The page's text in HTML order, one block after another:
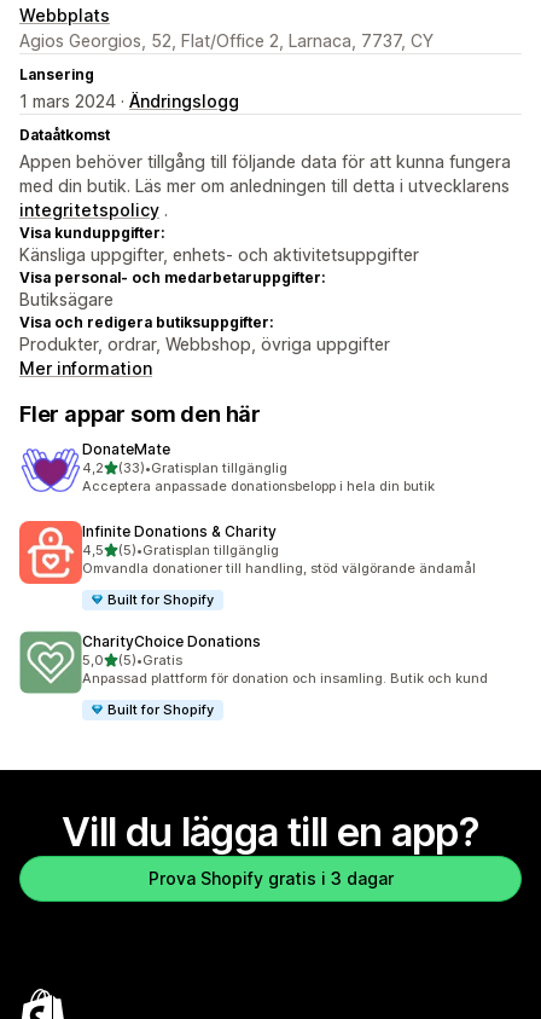
Webbplats
Agios Georgios, 52, Flat/Office 2, Larnaca, 7737, CY
Lansering
1 mars 2024 · Ändringslogg
Dataåtkomst
Appen behöver tillgång till följande data för att kunna fungera
med din butik. Läs mer om anledningen till detta i utvecklarens
integritetspolicy .
Visa kunduppgifter:
Känsliga uppgifter, enhets- och aktivitetsuppgifter
Visa personal- och medarbetaruppgifter:
Butiksägare
Visa och redigera butiksuppgifter:
Produkter, ordrar, Webbshop, övriga uppgifter
Mer information
Fler appar som den här
DonateMate
4,2av 5 stjärnor
(33)
33 recensioner totalt
•Gratisplan tillgänglig
Acceptera anpassade donationsbelopp i hela din butik
Infinite Donations & Charity
4,5av 5 stjärnor
(5)
5 recensioner totalt
•Gratisplan tillgänglig
Omvandla donationer till handling, stöd välgörande ändamål
Built for Shopify
CharityChoice Donations
5,0av 5 stjärnor
(5)
5 recensioner totalt
•Gratis
Anpassad plattform för donation och insamling. Butik och kund
Built for Shopify
Vill du lägga till en app?
Prova Shopify gratis i 3 dagar